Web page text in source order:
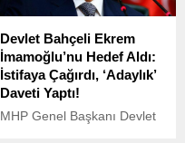
Devlet Bahçeli Ekrem
İmamoğlu’nu Hedef Aldı:
İstifaya Çağırdı, ‘Adaylık’
Daveti Yaptı!
MHP Genel Başkanı Devlet